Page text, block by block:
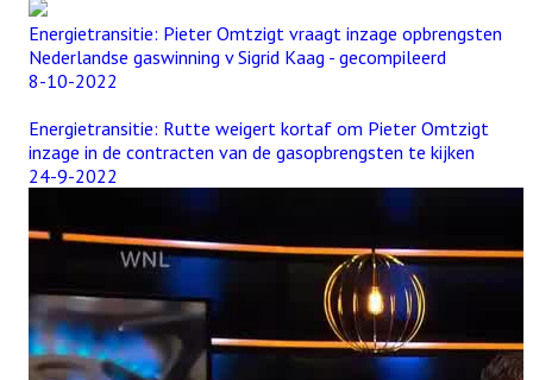
Energietransitie: Pieter Omtzigt vraagt inzage opbrengsten
Nederlandse gaswinning v Sigrid Kaag - gecompileerd
8-10-2022
Energietransitie: Rutte weigert kortaf om Pieter Omtzigt
inzage in de contracten van de gasopbrengsten te kijken
24-9-2022